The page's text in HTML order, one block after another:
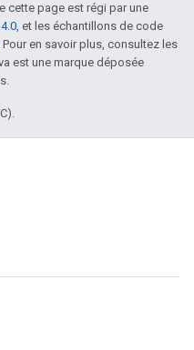
cette page est régi par une
, et les échantillons de code
Pour en savoir plus, consultez les
est une marque déposée